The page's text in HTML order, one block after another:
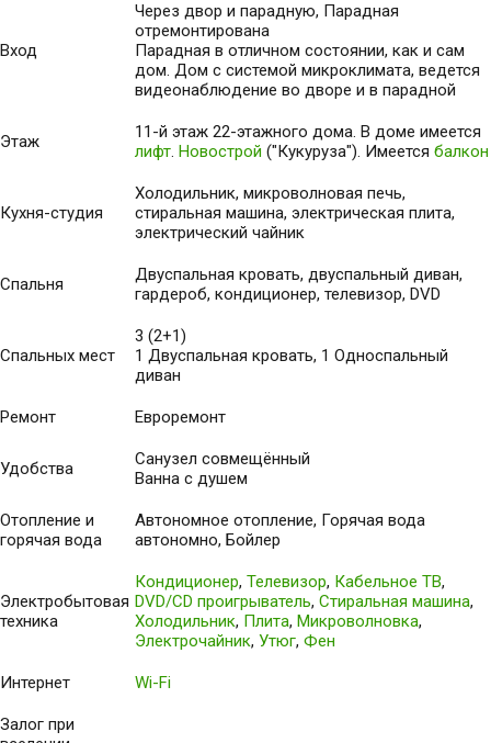
Вход
Через двор и парадную, Парадная
отремонтирована
Парадная в отличном состоянии, как и сам
дом. Дом с системой микроклимата, ведется
видеонаблюдение во дворе и в парадной
Этаж
11-й этаж 22-этажного дома. В доме имеется
лифт. Новострой ("Кукуруза"). Имеется балкон
Кухня-студия
Холодильник, микроволновая печь,
стиральная машина, электрическая плита,
электрический чайник
Спальня
Двуспальная кровать, двуспальный диван,
гардероб, кондиционер, телевизор, DVD
Спальных мест
3 (2+1)
1 Двуспальная кровать, 1 Односпальный
диван
Ремонт Евроремонт
Удобства
Санузел совмещённый
Ванна с душем
Отопление и
горячая вода
Автономное отопление, Горячая вода
автономно, Бойлер
Электробытовая
техника
Кондиционер, Телевизор, Кабельное ТВ,
DVD/CD проигрыватель, Стиральная машина,
Холодильник, Плита, Микроволновка,
Электрочайник, Утюг, Фен
Интернет Wi-Fi
Залог при